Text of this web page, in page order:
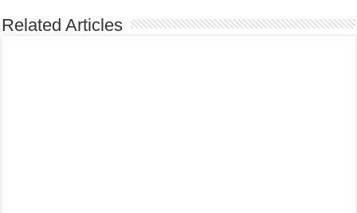
Related Articles